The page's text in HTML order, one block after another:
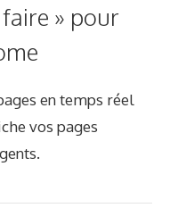
» pour
en temps réel
vos pages